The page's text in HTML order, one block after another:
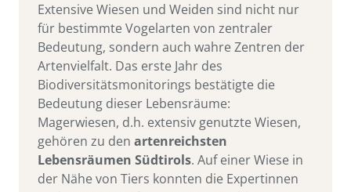
Extensive Wiesen und Weiden sind nicht nur
für bestimmte Vogelarten von zentraler
Bedeutung, sondern auch wahre Zentren der
Artenvielfalt. Das erste Jahr des
Biodiversitätsmonitorings bestätigte die
Bedeutung dieser Lebensräume:
Magerwiesen, d.h. extensiv genutzte Wiesen,
gehören zu den artenreichsten
Lebensräumen Südtirols. Auf einer Wiese in
der Nähe von Tiers konnten die Expertinnen